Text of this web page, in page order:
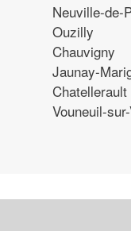
Neuville-de-
Ouzilly
Chauvigny
Jaunay-
Chatellerault
Vouneuil-